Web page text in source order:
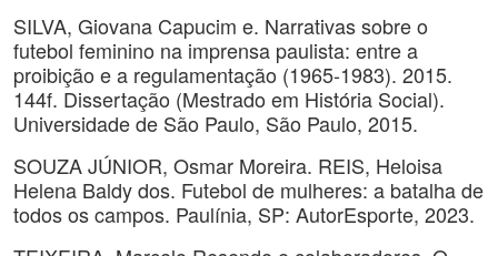
SILVA, Giovana Capucim e. Narrativas sobre o
futebol feminino na imprensa paulista: entre a
proibição e a regulamentação (1965-1983). 2015.
144f. Dissertação (Mestrado em História Social).
Universidade de São Paulo, São Paulo, 2015.
SOUZA JÚNIOR, Osmar Moreira. REIS, Heloisa
Helena Baldy dos. Futebol de mulheres: a batalha de
todos os campos. Paulínia, SP: AutorEsporte, 2023.